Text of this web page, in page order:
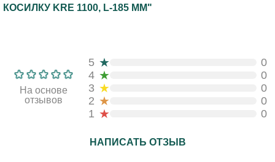
КОСИЛКУ KRE 1100, L-185 ММ"
На основе
отзывов
5 ★
0
4 ★
0
3 ★
0
2 ★
0
1 ★ 0
НАПИСАТЬ ОТЗЫВ